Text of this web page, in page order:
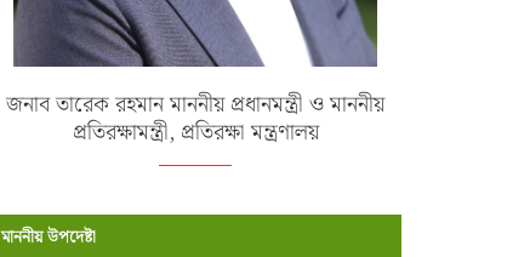
জনাব তারেক রহমান মাননীয় প্রধানমন্ত্রী ও মাননীয়
প্রতিরক্ষামন্ত্রী, প্রতিরক্ষা মন্ত্রণালয়
মাননীয় উপদেষ্টা